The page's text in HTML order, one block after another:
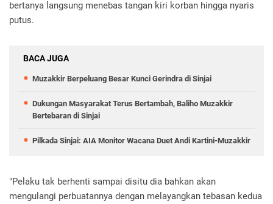
bertanya langsung menebas tangan kiri korban hingga nyaris
putus.
BACA JUGA
Muzakkir Berpeluang Besar Kunci Gerindra di Sinjai
Dukungan Masyarakat Terus Bertambah, Baliho Muzakkir
Bertebaran di Sinjai
Pilkada Sinjai: AIA Monitor Wacana Duet Andi Kartini-Muzakkir
"Pelaku tak berhenti sampai disitu dia bahkan akan
mengulangi perbuatannya dengan melayangkan tebasan kedua